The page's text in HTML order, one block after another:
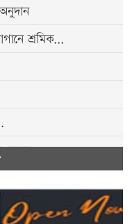
শ্রমিক...
হবেন...